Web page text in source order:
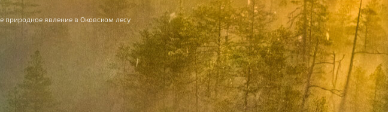
природное явление в Оковском лесу